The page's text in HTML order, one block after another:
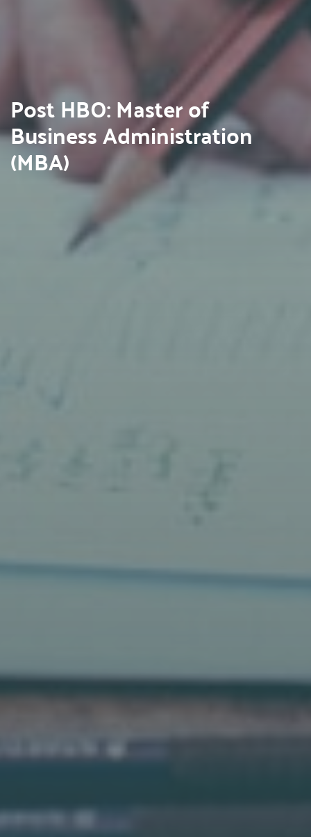
Post HBO: Master of
Business Administration
(MBA)